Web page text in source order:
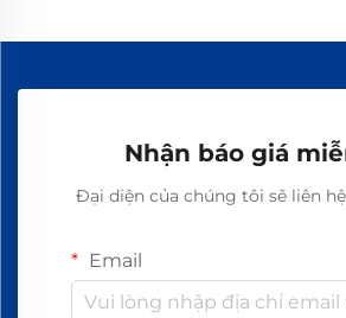
Nhận báo giá
Đại diện của chúng tôi sẽ liên
Email